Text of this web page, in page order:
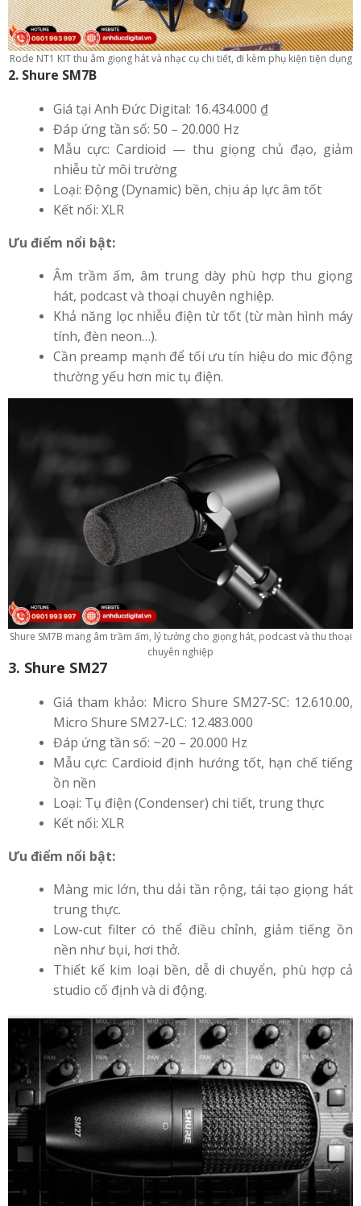
Rode NT1 KIT thu âm giọng hát và nhạc cụ chi tiết, đi kèm phụ kiện tiện dụng
2. Shure SM7B
Giá tại Anh Đức Digital: 16.434.000 ₫
Đáp ứng tần số: 50 – 20.000 Hz
Mẫu cực: Cardioid — thu giọng chủ đạo, giảm
nhiễu từ môi trường
Loại: Động (Dynamic) bền, chịu áp lực âm tốt
Kết nối: XLR
Ưu điểm nổi bật:
Âm trầm ấm, âm trung dày phù hợp thu giọng
hát, podcast và thoại chuyên nghiệp.
Khả năng lọc nhiễu điện từ tốt (từ màn hình máy
tính, đèn neon…).
Cần preamp mạnh để tối ưu tín hiệu do mic động
thường yếu hơn mic tụ điện.
Shure SM7B mang âm trầm ấm, lý tưởng cho giọng hát, podcast và thu thoại
chuyên nghiệp
3. Shure SM27
Giá tham khảo: Micro Shure SM27-SC: 12.610.00,
Micro Shure SM27-LC: 12.483.000
Đáp ứng tần số: ~20 – 20.000 Hz
Mẫu cực: Cardioid định hướng tốt, hạn chế tiếng
ồn nền
Loại: Tụ điện (Condenser) chi tiết, trung thực
Kết nối: XLR
Ưu điểm nổi bật:
Màng mic lớn, thu dải tần rộng, tái tạo giọng hát
trung thực.
Low-cut filter có thể điều chỉnh, giảm tiếng ồn
nền như bụi, hơi thở.
Thiết kế kim loại bền, dễ di chuyển, phù hợp cả
studio cố định và di động.